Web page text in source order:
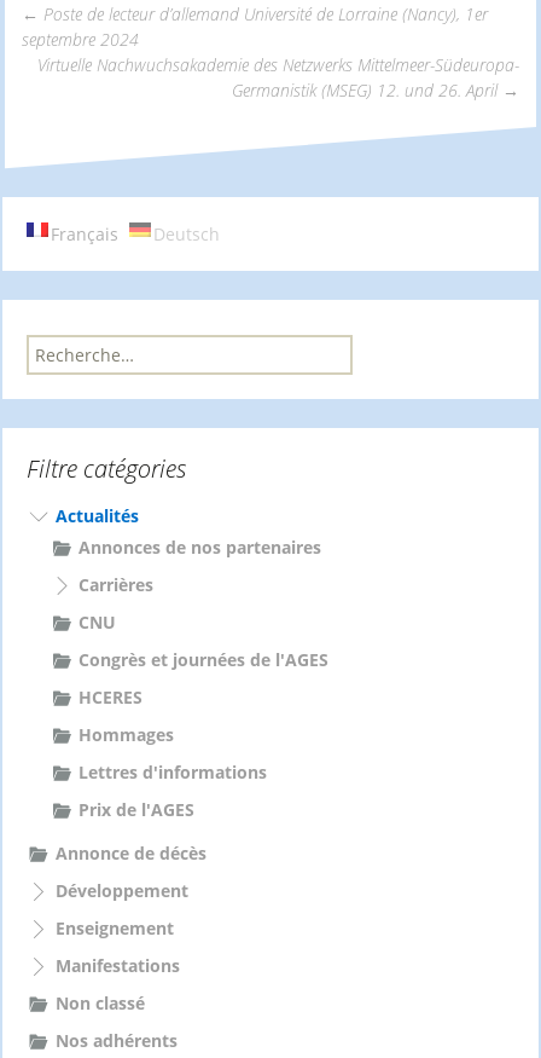
Navigation
des
articles
← Poste de lecteur d’allemand Université de Lorraine (Nancy), 1er
septembre 2024
Virtuelle Nachwuchsakademie des Netzwerks Mittelmeer-Südeuropa-
Germanistik (MSEG) 12. und 26. April →
Français Deutsch
R
e
r
h
Filtre catégories
Actualités
Annonces de nos partenaires
Carrières
CNU
Congrès et journées de l'AGES
HCERES
Hommages
Lettres d'informations
Prix de l'AGES
Annonce de décès
Développement
Enseignement
Manifestations
Non classé
Nos adhérents